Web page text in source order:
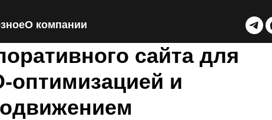
О компании
сайта для
оптимизацией и